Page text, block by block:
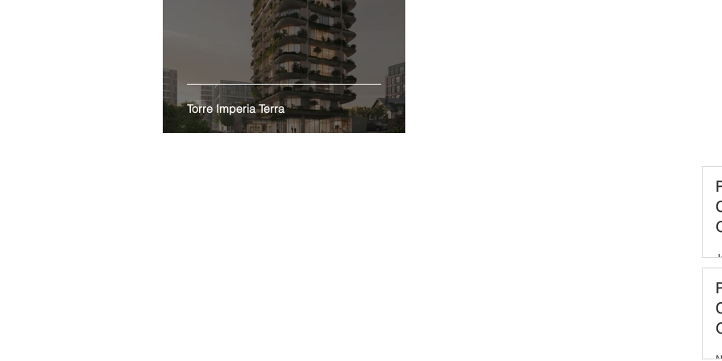
Torre Imperia Terra